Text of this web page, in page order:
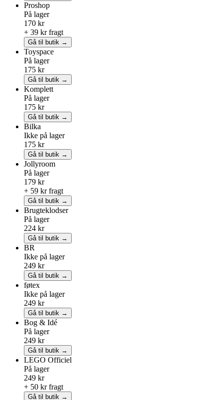
Proshop
På lager
170 kr
+ 39 kr fragt
Gå til butik →
Toyspace
På lager
175 kr
Gå til butik →
Komplett
På lager
175 kr
Gå til butik →
Bilka
Ikke på lager
175 kr
Gå til butik →
Jollyroom
På lager
179 kr
+ 59 kr fragt
Gå til butik →
Brugteklodser
På lager
224 kr
Gå til butik →
BR
Ikke på lager
249 kr
Gå til butik →
føtex
Ikke på lager
249 kr
Gå til butik →
Bog & Idé
På lager
249 kr
Gå til butik →
LEGO Officiel
På lager
249 kr
+ 50 kr fragt
Gå til butik →